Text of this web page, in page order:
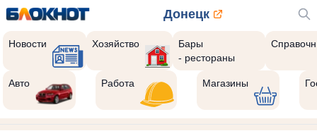
Донецк
Новости Хозяйство
Бары
- рестораны
Авто Работа Магазины